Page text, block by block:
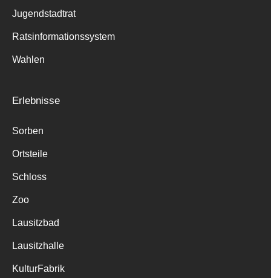
Jugendstadtrat
Ratsinformationssystem
Wahlen
Erlebnisse
Sorben
Ortsteile
Schloss
Zoo
Lausitzbad
Lausitzhalle
KulturFabrik